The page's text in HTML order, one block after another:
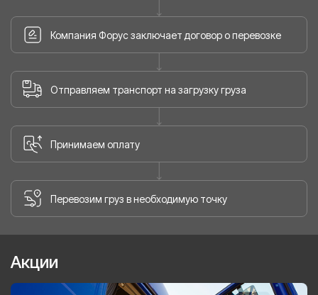
Компания Форус заключает договор о перевозке
Отправляем транспорт на загрузку груза
Принимаем оплату
Перевозим груз в необходимую точку
Акции